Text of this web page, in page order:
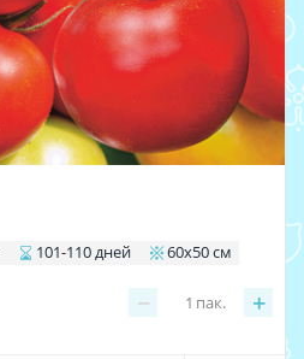
101-110 дней 60х50 см
− +
1 пак.